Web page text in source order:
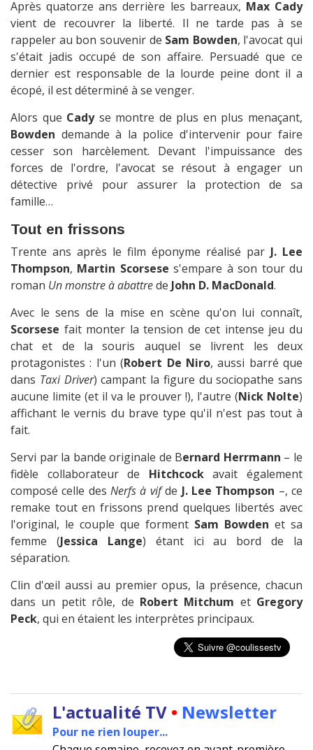
Après quatorze ans derrière les barreaux, Max Cady
vient de recouvrer la liberté. Il ne tarde pas à se
rappeler au bon souvenir de Sam Bowden, l'avocat qui
s'était jadis occupé de son affaire. Persuadé que ce
dernier est responsable de la lourde peine dont il a
écopé, il est déterminé à se venger.
Alors que Cadyse montre de plus en plus menaçant,
Bowden demande à la police d'intervenir pour faire
cesser son harcèlement. Devant l'impuissance des
forces de l'ordre, l'avocat se résout à engager un
détective privé pour assurer la protection de sa
famille…
Tout en frissons
Trente ans après le film éponyme réalisé par J. Lee
Thompson, Martin Scorsese s'empare à son tour du
roman Un monstre à abattrede John D. MacDonald.
Avec le sens de la mise en scène qu'on lui connaît,
Scorsese fait monter la tension de cet intense jeu du
chat et de la souris auquel se livrent les deux
protagonistes : l'un (Robert De Niro, aussi barré que
dans Taxi Driver) campant la figure du sociopathe sans
aucune limite (et il va le prouver !), l'autre (Nick Nolte)
affichant le vernis du brave type qu'il n'est pas tout à
fait.
Servi par la bande originale de Bernard Herrmann – le
fidèle collaborateur de Hitchcockavait également
composé celle des Nerfs à vifde J. Lee Thompson –, ce
remake tout en frissons prend quelques libertés avec
l'original, le couple que forment Sam Bowden et sa
femme (Jessica Lange) étant ici au bord de la
séparation.
Clin d'œil aussi au premier opus, la présence, chacun
dans un petit rôle, de Robert Mitchum et Gregory
Peck, qui en étaient les interprètes principaux.
L'actualité TV • Newsletter
Pour ne rien louper...